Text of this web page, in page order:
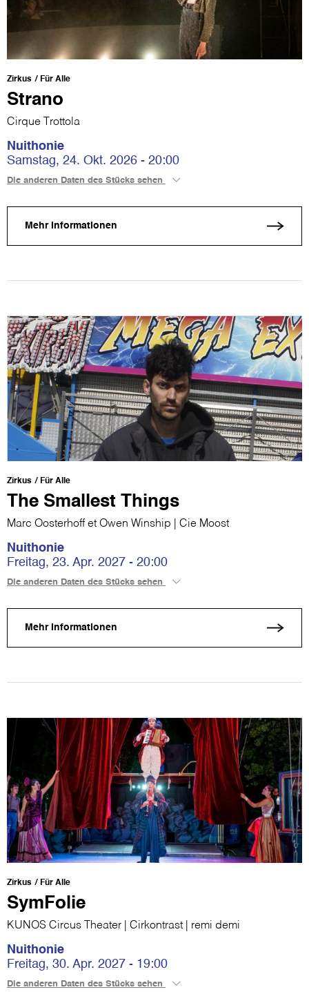
Zirkus Für Alle
Strano
Cirque Trottola
Nuithonie
Samstag, 24. Okt. 2026 - 20:00
Die anderen Daten des Stücks sehen
Mehr Informationen
Zirkus Für Alle
The Smallest Things
Marc Oosterhoff et Owen Winship | Cie Moost
Nuithonie
Freitag, 23. Apr. 2027 - 20:00
Die anderen Daten des Stücks sehen
Mehr Informationen
Zirkus Für Alle
SymFolie
KUNOS Circus Theater | Cirkontrast | remi demi
Nuithonie
Freitag, 30. Apr. 2027 - 19:00
Die anderen Daten des Stücks sehen